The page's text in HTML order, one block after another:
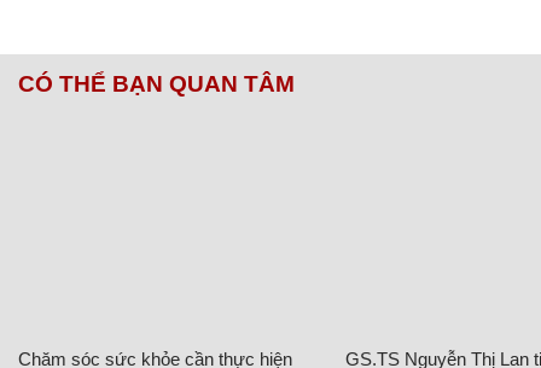
CÓ THỂ BẠN QUAN TÂM
Chăm sóc sức khỏe cần thực hiện
GS.TS Nguyễn Thị Lan